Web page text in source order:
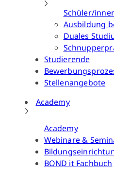
Schüler/
Ausbildung
Duales
Studierende
Stellenangebote
Academy
Academy
Webinare &
BOND it Fachbuch